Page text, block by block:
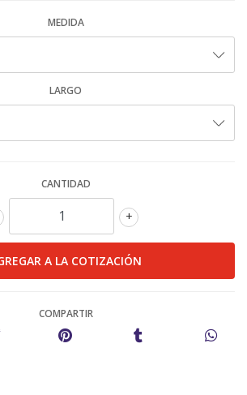
MEDIDA
LARGO
CANTIDAD
+
COMPARTIR